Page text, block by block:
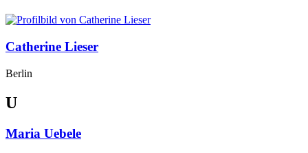
Catherine Lieser
Berlin
U
Maria Uebele